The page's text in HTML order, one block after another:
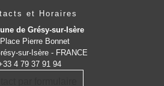
et Horaires
de Grésy-sur-Isère
Pierre Bonnet
sur-Isère - FRANCE
4 79 37 91 94